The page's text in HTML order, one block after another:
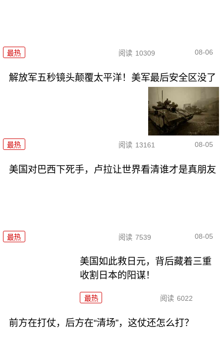
最热 阅读 10309 08-06
解放军五秒镜头颠覆太平洋！美军最后安全区没了
最热 阅读 13161 08-05
美国对巴西下死手，卢拉让世界看清谁才是真朋友
最热 阅读 7539 08-05
美国如此救日元，背后藏着三重
收割日本的阳谋！
最热 阅读 6022
前方在打仗，后方在“清场”，这仗还怎么打？